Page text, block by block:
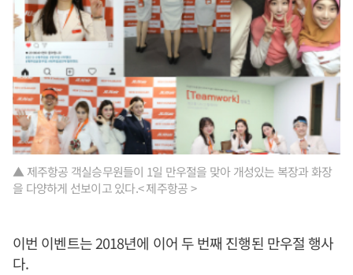
▲ 제주항공 객실승무원들이 1일 만우절을 맞아 개성있는 복장과 화장
을 다양하게 선보이고 있다.< 제주항공 >
이번 이벤트는 2018년에 이어 두 번째 진행된 만우절 행사
다.